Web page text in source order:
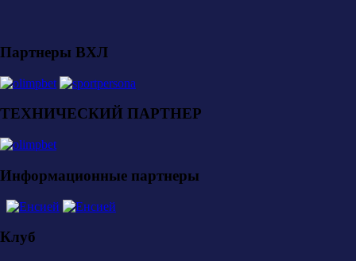
Партнеры ВХЛ
ТЕХНИЧЕСКИЙ ПАРТНЕР
Информационные партнеры
Клуб